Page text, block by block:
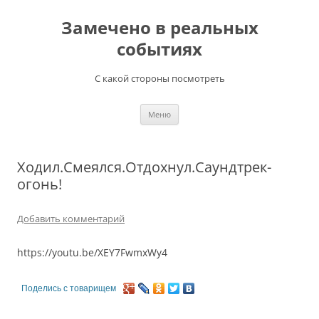
содержимомуЗамечено в реальных
событиях
С какой стороны посмотреть
Меню
Ходил.Смеялся.Отдохнул.Саундтрек-
огонь!
Добавить комментарий
https://youtu.be/XEY7FwmxWy4
Поделись с товарищем